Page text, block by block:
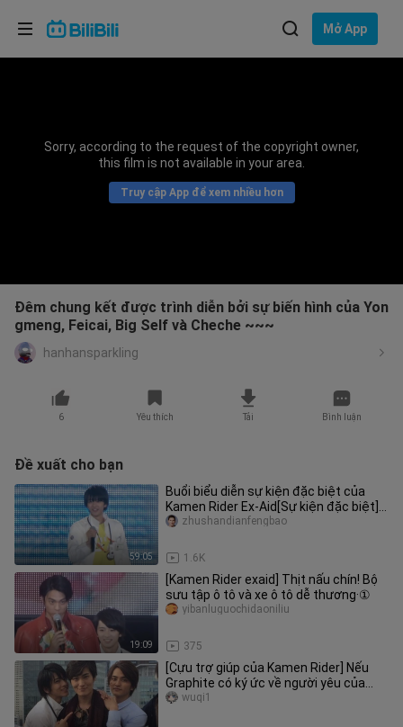
Mở App
Sorry, according to the request of the copyright owner,
this film is not available in your area.
Truy cập App để xem nhiều hơn
Đêm chung kết được trình diễn bởi sự biến hình của Yon
gmeng, Feicai, Big Self và Cheche ~~~
hanhansparkling
6 Yêu thích Tải Bình luận
Đề xuất cho bạn
59:05
Buổi biểu diễn sự kiện đặc biệt của
Kamen Rider Ex-Aid[Sự kiện đặc biệt]
[Chương trình đặc biệt] [DV
1.6K
zhushandianfengbao
19:09
[Kamen Rider exaid] Thịt nấu chín! Bộ
sưu tập ô tô và xe ô tô dễ thương·①
375
yibanluguochidaoniliu
[Cựu trợ giúp của Kamen Rider] Nếu
Graphite có ký ức về người yêu của
Hisai...
wuqi1
Lựa chọn ngôn ngữ
Bahasa Indonesia